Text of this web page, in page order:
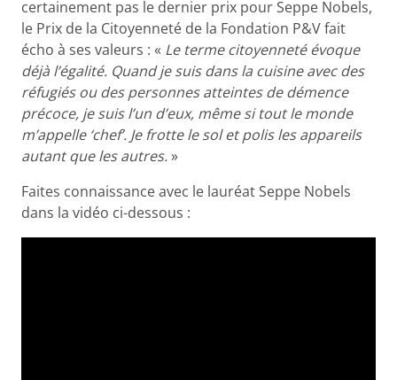
certainement pas le dernier prix pour Seppe Nobels,
le Prix de la Citoyenneté de la Fondation P&V fait
écho à ses valeurs : « Le terme citoyenneté évoque
déjà l’égalité. Quand je suis dans la cuisine avec des
réfugiés ou des personnes atteintes de démence
précoce, je suis l’un d’eux, même si tout le monde
m’appelle ‘chef’. Je frotte le sol et polis les appareils
autant que les autres.»
Faites connaissance avec le lauréat Seppe Nobels
dans la vidéo ci-dessous :